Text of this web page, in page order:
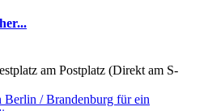
am Postplatz (Direkt am S-